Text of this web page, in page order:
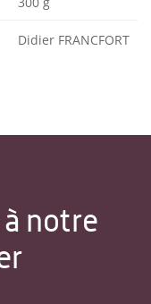
Didier FRANCFORT
notre